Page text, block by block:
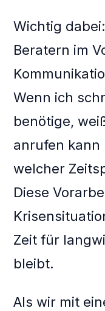
Wichtig
Beratern im
Wenn ich
benötige,
anrufen
welcher
Diese
Zeit für
bleibt.
Als wir mit